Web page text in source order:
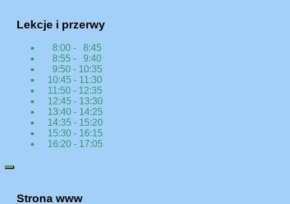
Lekcje i przerwy
8:00 - 8:45
8:55 - 9:40
9:50 - 10:35
10:45 - 11:30
11:50 - 12:35
12:45 - 13:30
13:40 - 14:25
14:35 - 15:20
15:30 - 16:15
16:20 - 17:05
Strona www